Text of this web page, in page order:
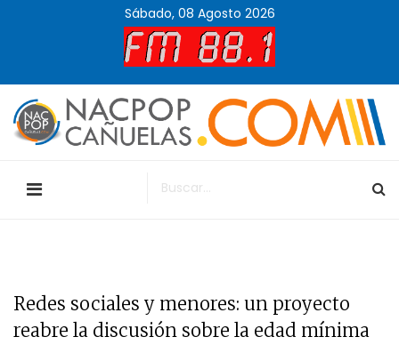
Sábado, 08 Agosto 2026
Redes sociales y menores: un proyecto
reabre la discusión sobre la edad mínima